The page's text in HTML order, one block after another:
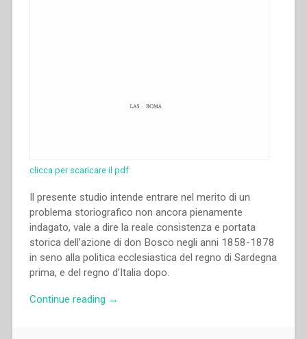
clicca per scaricare il pdf
Il presente studio intende entrare nel merito di un
problema storiografico non ancora pienamente
indagato, vale a dire la reale consistenza e portata
storica dell’azione di don Bosco negli anni 1858-1878
in seno alla politica ecclesiastica del regno di Sardegna
prima, e del regno d’Italia dopo.
Continue reading “Francesco
→